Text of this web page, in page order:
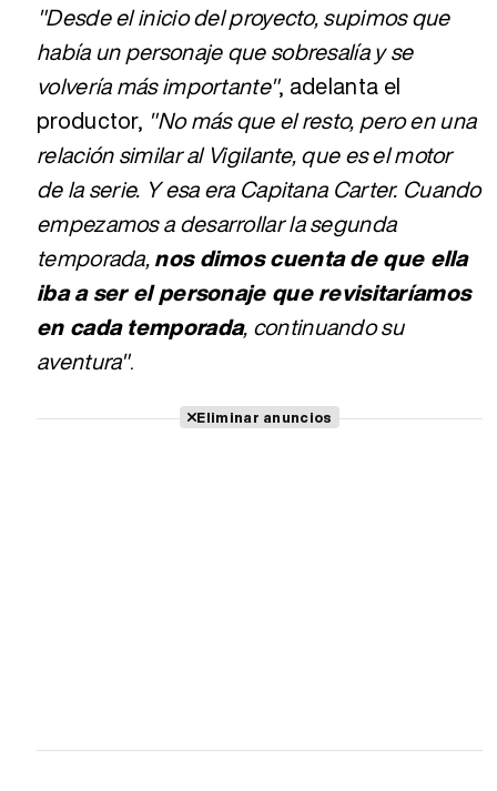
"Desde el inicio del proyecto, supimos que
había un personaje que sobresalía y se
volvería más importante", adelanta el
productor, "No más que el resto, pero en una
relación similar al Vigilante, que es el motor
de la serie. Y esa era Capitana Carter. Cuando
empezamos a desarrollar la segunda
temporada,nos dimos cuenta de que ella
iba a ser el personaje que revisitaríamos
en cada temporada, continuando su
aventura".
Eliminar anuncios